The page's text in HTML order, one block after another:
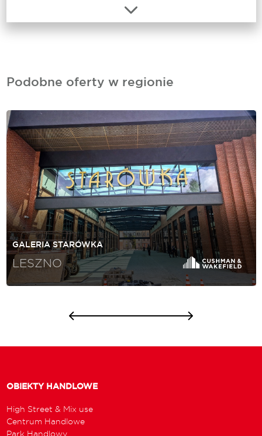
Podobne oferty w regionie
GALERIA STARÓWKA
LESZNO
OBIEKTY HANDLOWE
High Street & Mix use
Centrum Handlowe
Park Handlowy